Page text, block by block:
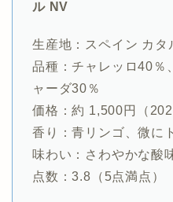
ル NV
生産地：スペイン カタ
品種：チャレッロ40％
ャーダ30％
価格：約 1,500円（
香り：青リンゴ、微に
味わい：さわやかな酸
点数：3.8（5点満点）